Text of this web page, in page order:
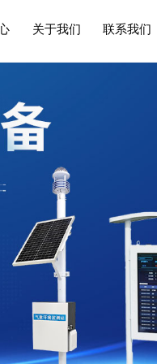
关于我们 联系我们